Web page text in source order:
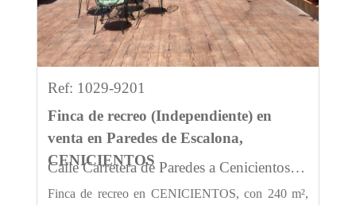
Ref: 1029-9201
Finca de recreo (Independiente) en
venta en Paredes de Escalona,
CENICIENTOS
Calle Carretera de Paredes a Cenicientos Nº s/n
Finca de recreo en CENICIENTOS, con 240 m²,